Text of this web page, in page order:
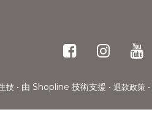
技• 由 Shopline 技術支援 • 退款政策•